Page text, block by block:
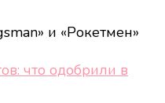
и «Рокетмен»
что одобрили в